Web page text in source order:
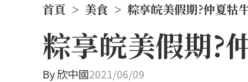
首頁 > 美食 > 粽享皖美假期?仲夏牯
粽享皖美假期?
By欣中國2021/06/09